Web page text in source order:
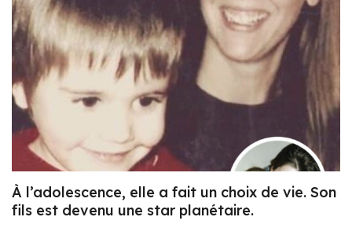
À l’adolescence, elle a fait un choix de vie. Son
fils est devenu une star planétaire.